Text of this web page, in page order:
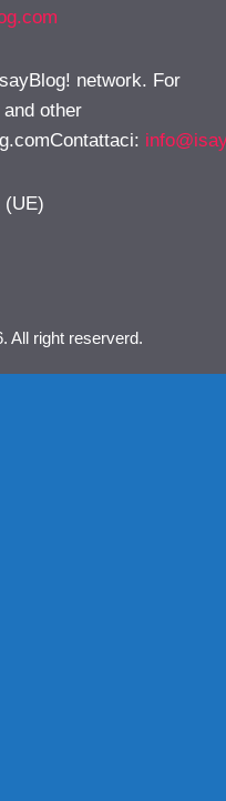
network. For
other
:
(UE)
All right reserverd.